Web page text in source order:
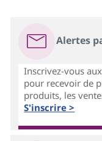
Alertes
Inscrivez-vous
pour recevoir de
produits, les
S'inscrire >